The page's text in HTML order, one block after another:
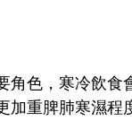
角色，寒冷飲
加重脾肺寒濕程